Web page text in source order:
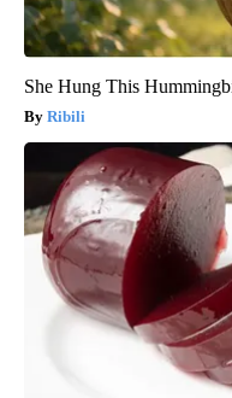
She Hung This
Ribili